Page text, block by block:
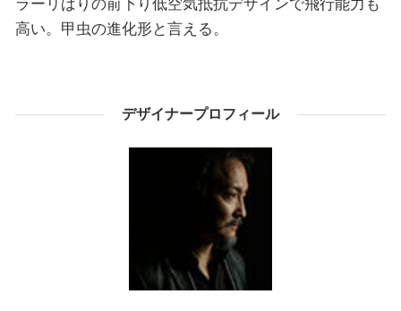
高い。甲虫の進化形と言える。
デザイナープロフィール